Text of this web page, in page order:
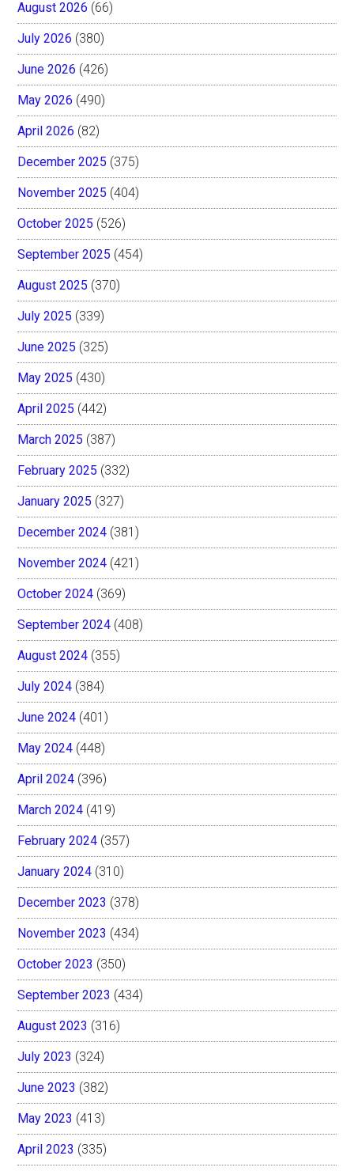
August 2026 (66)
July 2026 (380)
June 2026 (426)
May 2026 (490)
April 2026 (82)
December 2025 (375)
November 2025 (404)
October 2025 (526)
September 2025 (454)
August 2025 (370)
July 2025 (339)
June 2025 (325)
May 2025 (430)
April 2025 (442)
March 2025 (387)
February 2025 (332)
January 2025 (327)
December 2024 (381)
November 2024 (421)
October 2024 (369)
September 2024 (408)
August 2024 (355)
July 2024 (384)
June 2024 (401)
May 2024 (448)
April 2024 (396)
March 2024 (419)
February 2024 (357)
January 2024 (310)
December 2023 (378)
November 2023 (434)
October 2023 (350)
September 2023 (434)
August 2023 (316)
July 2023 (324)
June 2023 (382)
May 2023 (413)
April 2023 (335)